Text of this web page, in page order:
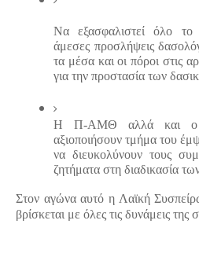
Να εξασφαλιστεί όλο το
άμεσες προσλήψεις
τα μέσα και οι πόροι στις
για την προστασία των
Η Π-ΑΜΘ αλλά και ο
αξιοποιήσουν τμήμα του
να διευκολύνουν τους
ζητήματα στη διαδικασία
Στον αγώνα αυτό η Λαϊκή
βρίσκεται με όλες τις δυνάμεις